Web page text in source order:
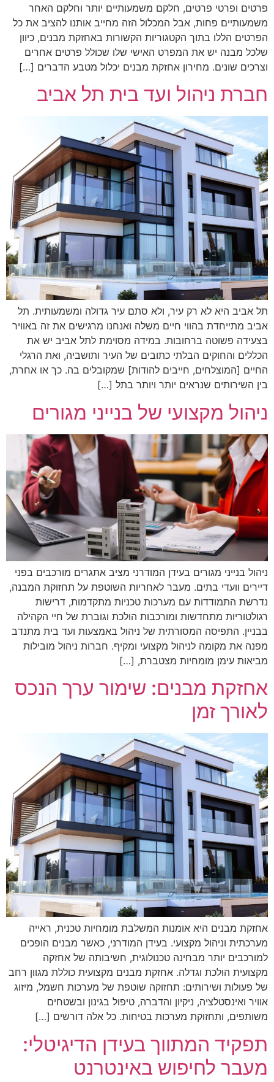
פרטים ופרטי פרטים, חלקם משמעותיים יותר וחלקם האחר
משמעותיים פחות, אבל המכלול הזה מחייב אותנו להציב את כל
הפרטים הללו בתוך הקטגוריות הקשורות באחזקת מבנים, כיוון
שלכל מבנה יש את המפרט האישי שלו שכולל פרטים אחרים
וצרכים שונים. מחירון אחזקת מבנים יכלול מטבע הדברים […]
חברת ניהול ועד בית תל אביב
תל אביב היא לא רק עיר, ולא סתם עיר גדולה ומשמעותית. תל
אביב מתייחדת בהווי חיים משלה ואנחנו מרגישים את זה באוויר
בצעידה פשוטה ברחובות. במידה מסוימת לתל אביב יש את
הכללים והחוקים הבלתי כתובים של העיר ותושביה, ואת הרגלי
החיים [המוצלחים, חייבים להודות] שמקובלים בה. כך או אחרת,
בין השירותים שנראים יותר ויותר בתל […]
ניהול מקצועי של בנייני מגורים
ניהול בנייני מגורים בעידן המודרני מציב אתגרים מורכבים בפני
דיירים וועדי בתים. מעבר לאחריות השוטפת על תחזוקת המבנה,
נדרשת התמודדות עם מערכות טכניות מתקדמות, דרישות
רגולטוריות מתחדשות ומורכבות הולכת וגוברת של חיי הקהילה
בבניין. התפיסה המסורתית של ניהול באמצעות ועד בית מתנדב
מפנה את מקומה לניהול מקצועי ומקיף. חברות ניהול מובילות
מביאות עימן מומחיות מצטברת, […]
אחזקת מבנים: שימור ערך הנכס
לאורך זמן
אחזקת מבנים היא אומנות המשלבת מומחיות טכנית, ראייה
מערכתית וניהול מקצועי. בעידן המודרני, כאשר מבנים הופכים
למורכבים יותר מבחינה טכנולוגית, חשיבותה של אחזקה
מקצועית הולכת וגדלה. אחזקת מבנים מקצועית כוללת מגוון רחב
של פעולות ושירותים: תחזוקה שוטפת של מערכות חשמל, מיזוג
אוויר ואינסטלציה, ניקיון והדברה, טיפול בגינון ובשטחים
משותפים, ותחזוקת מערכות בטיחות. כל אלה דורשים […]
תפקיד המתווך בעידן הדיגיטלי:
מעבר לחיפוש באינטרנט